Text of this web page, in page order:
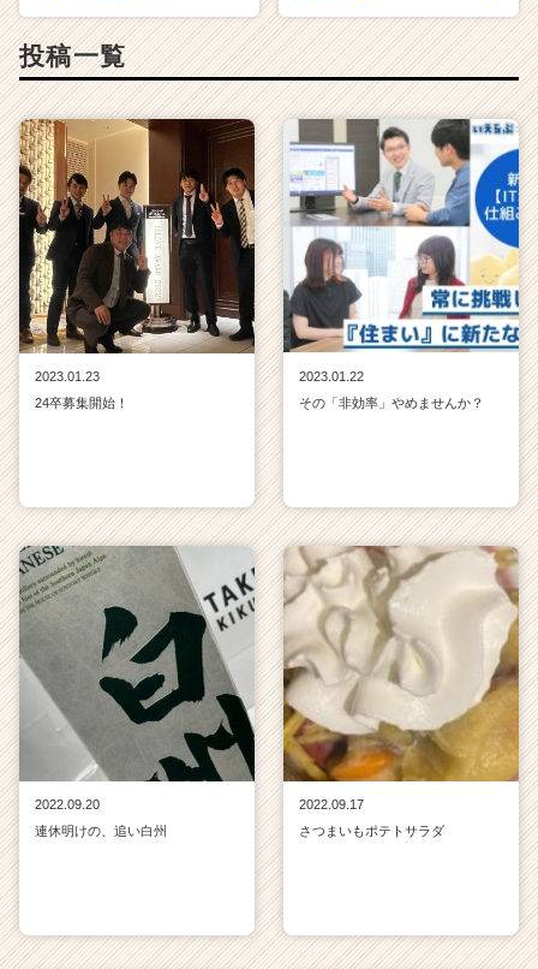
e
r）
投稿一覧
2023.01.23
24卒募集開始！
2023.01.22
その「非効率」やめませんか？
2022.09.20
連休明けの、追い白州
2022.09.17
さつまいもポテトサラダ